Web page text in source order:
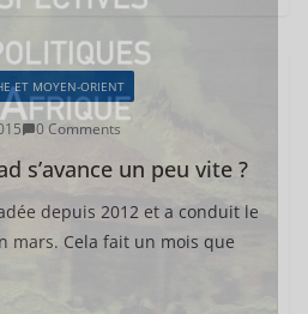
ET MOYEN-ORIENT
0 Comments
s’avance un peu vite ?
depuis 2012 et a conduit le
mars. Cela fait un mois que